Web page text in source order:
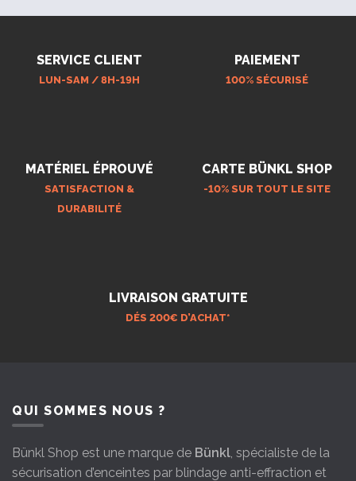
SERVICE CLIENT
LUN-SAM / 8H-19H
PAIEMENT
100% SÉCURISÉ
MATÉRIEL ÉPROUVÉ
SATISFACTION &
DURABILITÉ
CARTE BÜNKL SHOP
-10% SUR TOUT LE SITE
LIVRAISON GRATUITE
DÉS 200€ D’ACHAT*
QUI SOMMES NOUS ?
Bünkl Shop est une marque de Bünkl, spécialiste de la
sécurisation d’enceintes par blindage anti-effraction et